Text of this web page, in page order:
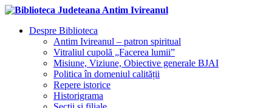
Despre Biblioteca
Antim Ivireanul – patron spiritual
Vitraliul cupolă „Facerea lumii”
Misiune, Viziune, Obiective generale BJAI
Politica în domeniul calității
Repere istorice
Historigrama